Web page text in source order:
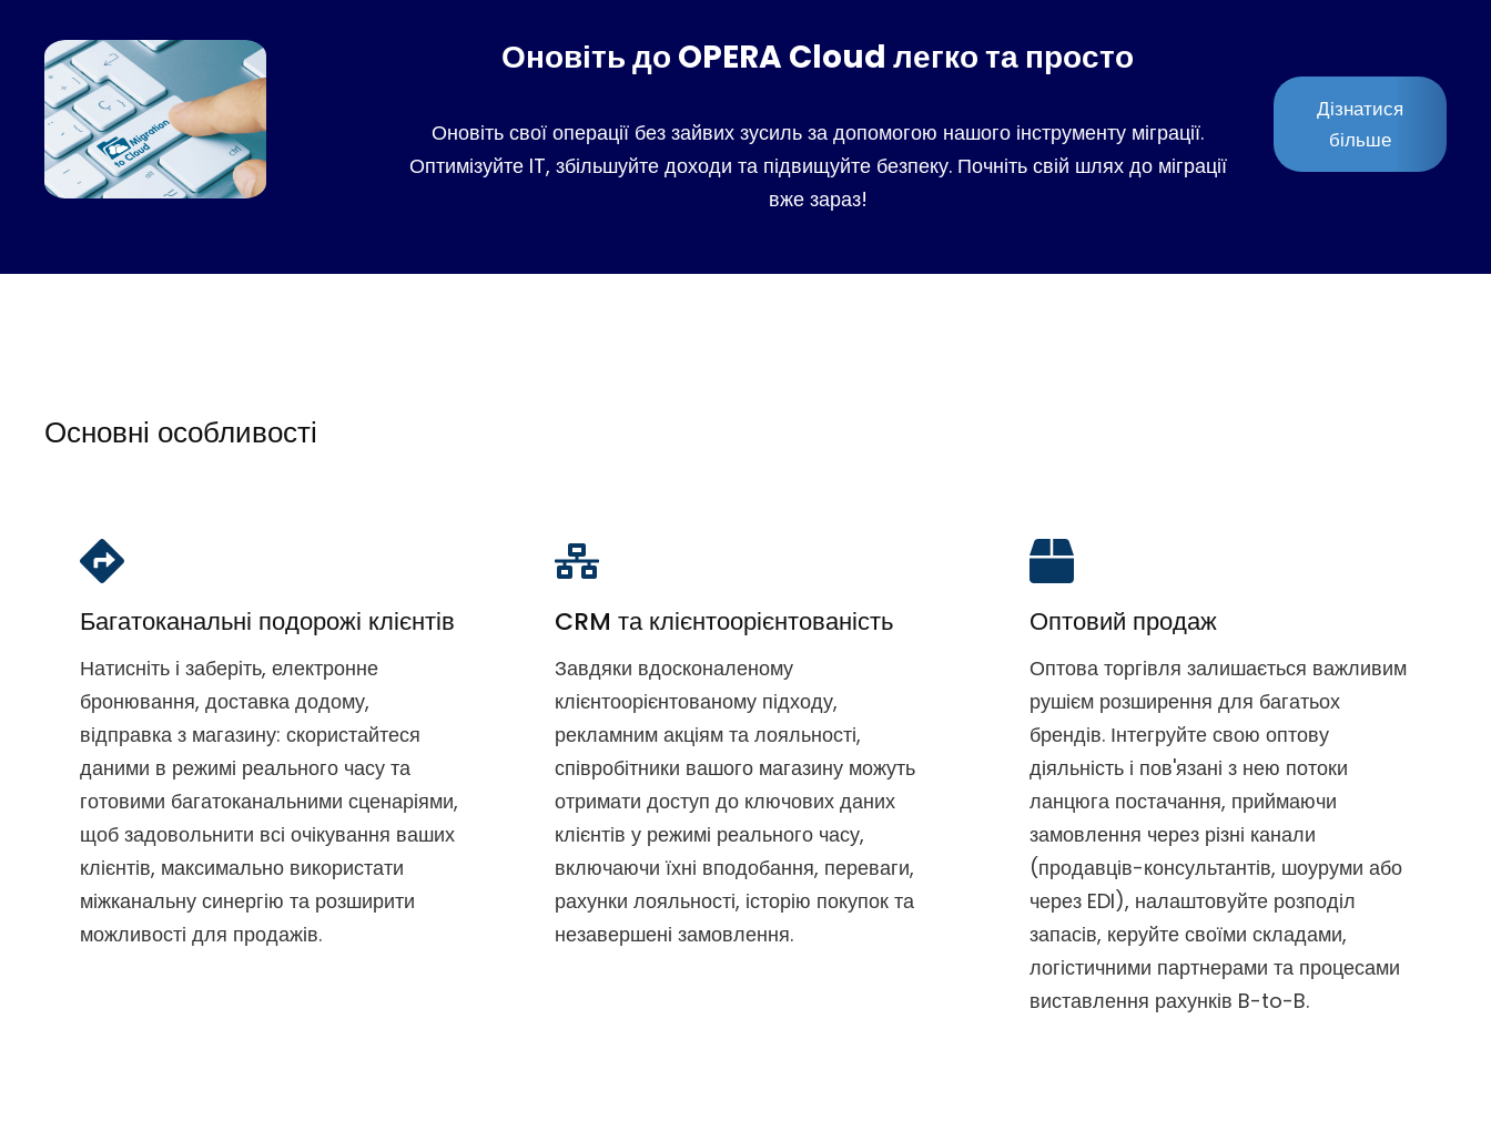
Оновіть до OPERA Cloud легко та просто
Оновіть свої операції без зайвих зусиль за допомогою нашого інструменту міграції.
Оптимізуйте IT, збільшуйте доходи та підвищуйте безпеку. Почніть свій шлях до міграції
вже зараз!
Дізнатися
більше
Основні особливості
Багатоканальні подорожі клієнтів
Натисніть і заберіть, електронне
бронювання, доставка додому,
відправка з магазину: скористайтеся
даними в режимі реального часу та
готовими багатоканальними сценаріями,
щоб задовольнити всі очікування ваших
клієнтів, максимально використати
міжканальну синергію та розширити
можливості для продажів.
CRM та клієнтоорієнтованість
Завдяки вдосконаленому
клієнтоорієнтованому підходу,
рекламним акціям та лояльності,
співробітники вашого магазину можуть
отримати доступ до ключових даних
клієнтів у режимі реального часу,
включаючи їхні вподобання, переваги,
рахунки лояльності, історію покупок та
незавершені замовлення.
Оптовий продаж
Оптова торгівля залишається важливим
рушієм розширення для багатьох
брендів. Інтегруйте свою оптову
діяльність і пов'язані з нею потоки
ланцюга постачання, приймаючи
замовлення через різні канали
(продавців-консультантів, шоуруми або
через EDI), налаштовуйте розподіл
запасів, керуйте своїми складами,
логістичними партнерами та процесами
виставлення рахунків B-to-B.